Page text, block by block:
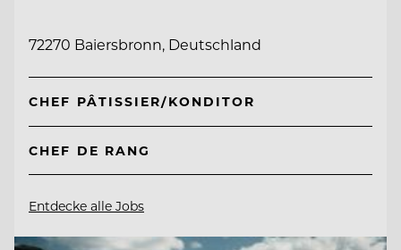
72270 Baiersbronn, Deutschland
CHEF PÂTISSIER/KONDITOR
CHEF DE RANG
Entdecke alle Jobs